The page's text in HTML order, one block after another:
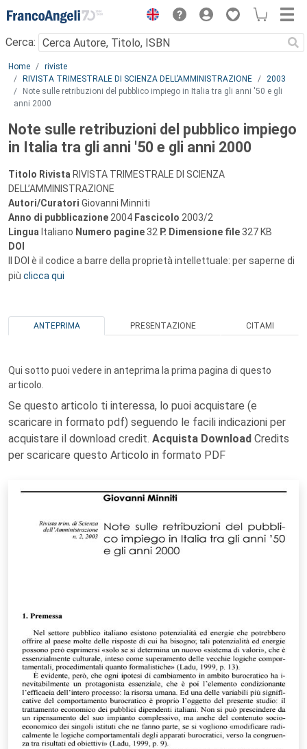
Menu
Cerca:
Main content
Home
riviste
RIVISTA TRIMESTRALE DI SCIENZA DELL’AMMINISTRAZIONE
2003
Note sulle retribuzioni del pubblico impiego in Italia tra gli anni '50 e gli
anni 2000
Note sulle retribuzioni del pubblico impiego
in Italia tra gli anni '50 e gli anni 2000
Titolo Rivista RIVISTA TRIMESTRALE DI SCIENZA
DELL’AMMINISTRAZIONE
Autori/Curatori Giovanni Minniti
Anno di pubblicazione 2004 Fascicolo 2003/2
Lingua Italiano Numero pagine 32 P. Dimensione file 327 KB
DOI
Il DOI è il codice a barre della proprietà intellettuale: per saperne di
più clicca qui
ANTEPRIMA PRESENTAZIONE CITAMI
Qui sotto puoi vedere in anteprima la prima pagina di questo
articolo.
Se questo articolo ti interessa, lo puoi acquistare (e
scaricare in formato pdf) seguendo le facili indicazioni per
acquistare il download credit. Acquista Download Credits
per scaricare questo Articolo in formato PDF